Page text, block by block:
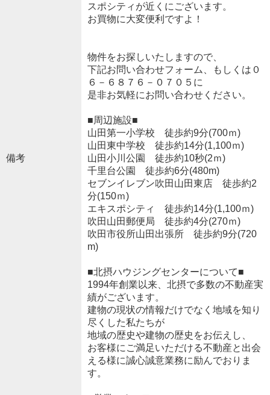
備考
スポシティが近くにございます。
お買物に大変便利ですよ！
物件をお探しいたしますので、
下記お問い合わせフォーム、もしくは０
６－６８７６－０７０５に
是非お気軽にお問い合わせください。
■周辺施設■
山田第一小学校 徒歩約9分(700ｍ)
山田東中学校 徒歩約14分(1,100ｍ)
山田小川公園 徒歩約10秒(2ｍ)
千里台公園 徒歩約6分(480m)
セブンイレブン吹田山田東店 徒歩約2
分(150ｍ)
エキスポシティ 徒歩約14分(1,100ｍ)
吹田山田郵便局 徒歩約4分(270ｍ)
吹田市役所山田出張所 徒歩約9分(720
m)
■北摂ハウジングセンターについて■
1994年創業以来、北摂で多数の不動産実
績がございます。
建物の現状の情報だけでなく地域を知り
尽くした私たちが
地域の歴史や建物の歴史をお伝えし、
お客様にご満足いただける不動産と出会
える様に誠心誠意業務に励んでおりま
す。